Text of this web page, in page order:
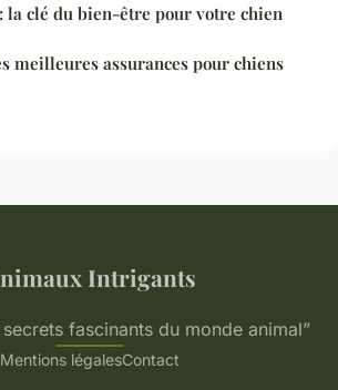
la clé du bien-être pour votre chien
meilleures assurances pour chiens
Intrigants
fascinants du monde animal”
Mentions légalesContact